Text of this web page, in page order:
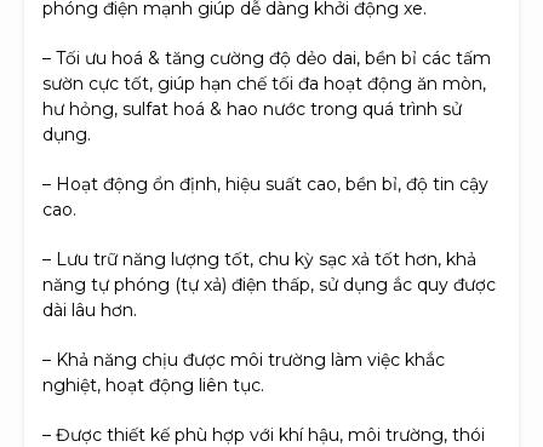
phóng điện mạnh giúp dễ dàng khởi động xe.
– Tối ưu hoá & tăng cường độ dẻo dai, bền bỉ các tấm
sườn cực tốt, giúp hạn chế tối đa hoạt động ăn mòn,
hư hỏng, sulfat hoá & hao nước trong quá trình sử
dụng.
– Hoạt động ổn định, hiệu suất cao, bền bỉ, độ tin cậy
cao.
– Lưu trữ năng lượng tốt, chu kỳ sạc xả tốt hơn, khả
năng tự phóng (tự xả) điện thấp, sử dụng ắc quy được
dài lâu hơn.
– Khả năng chịu được môi trường làm việc khắc
nghiệt, hoạt động liên tục.
– Được thiết kế phù hợp với khí hậu, môi trường, thói